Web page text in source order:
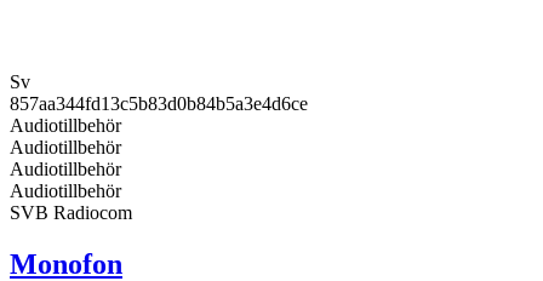
Sv
857aa344fd13c5b83d0b84b5a3e4d6ce
Audiotillbehör
Audiotillbehör
Audiotillbehör
Audiotillbehör
SVB Radiocom
Monofon